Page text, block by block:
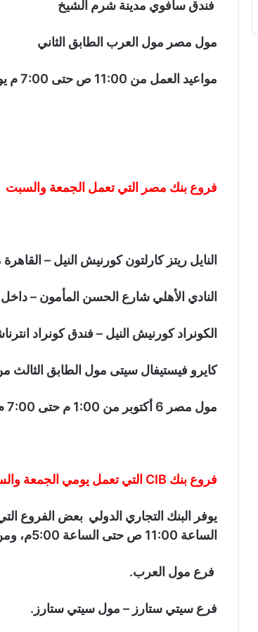
فندق سافوي مدينة شرم الشيخ
مول مصر مول العرب الطابق الثاني
مواعيد العمل من 11:00 ص حتى 7:00 م يومي الجمعة والسبت
فروع بنك مصر التي تعمل الجمعة والسبت
النايل ريتز كارلتون كورنيش النيل – القاهرة من 8:30 ص إلى
النادي الأهلي شارع الحسن المأمون – داخل النادي
الكونراد كورنيش النيل – فندق كونراد انترناشونال من
كايرو فيستيفال سيتى مول الطابق الثالث من 8:30 ص إلى
مول مصر 6 أكتوبر من 1:00 م حتى 7:00 م
فروع بنك CIB التي تعمل يومي الجمعة والسبت
يوفر البنك التجاري الدولي بعض الفروع
الساعة 11:00 ص حتى الساعة 5:00م، ومن أشهر فروعه الآتي:
فرع مول العرب.
فرع سيتي ستارز – مول سيتي ستارز.